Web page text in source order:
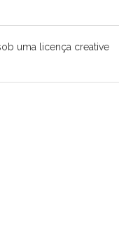
uma licença creative